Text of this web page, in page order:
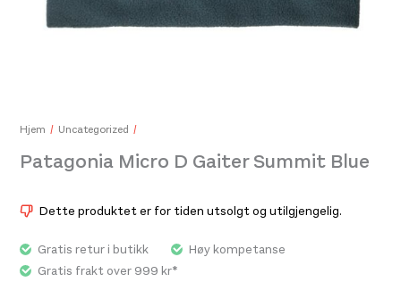
649,-
Hjem Uncategorized
Patagonia Micro D Gaiter Summit Blue
Dette produktet er for tiden utsolgt og utilgjengelig.
Gratis retur i butikk
Høy kompetanse
Gratis frakt over 999 kr*